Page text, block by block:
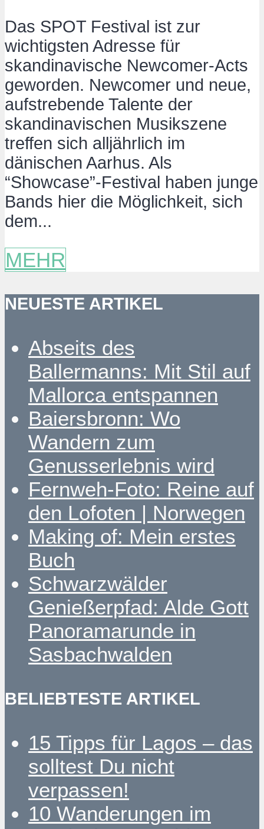
Das SPOT Festival ist zur
wichtigsten Adresse für
skandinavische Newcomer-Acts
geworden. Newcomer und neue,
aufstrebende Talente der
skandinavischen Musikszene
treffen sich alljährlich im
dänischen Aarhus. Als
“Showcase”-Festival haben junge
Bands hier die Möglichkeit, sich
dem...
MEHR
NEUESTE ARTIKEL
Abseits des
Ballermanns: Mit Stil auf
Mallorca entspannen
Baiersbronn: Wo
Wandern zum
Genusserlebnis wird
Fernweh-Foto: Reine auf
den Lofoten | Norwegen
Making of: Mein erstes
Buch
Schwarzwälder
Genießerpfad: Alde Gott
Panoramarunde in
Sasbachwalden
BELIEBTESTE ARTIKEL
15 Tipps für Lagos – das
solltest Du nicht
verpassen!
10 Wanderungen im